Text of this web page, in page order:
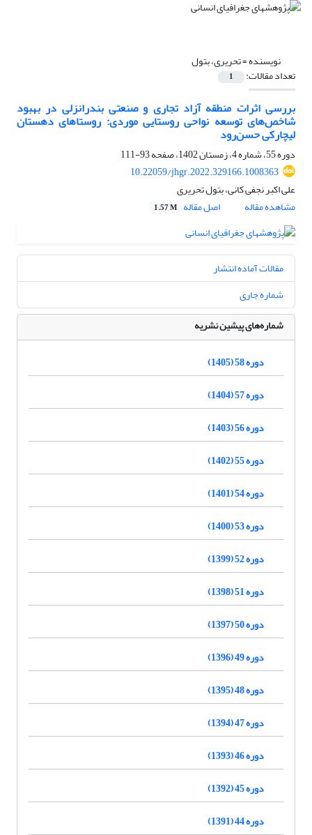
نویسنده =تحریری، بتول
تعداد مقالات: 1
بررسی اثرات منطقه‌ آزاد تجاری و صنعتی بندرانزلی در بهبود
شاخص‌های توسعه نواحی روستایی موردی: روستاهای دهستان
لیچارکی حسن‌رود
دوره 55، شماره 4، زمستان 1402، صفحه
93-111
10.22059/jhgr.2022.329166.1008363
علی اکبر نجفی کانی، بتول تحریری
مشاهده مقاله
اصل مقاله 1.57 M
مقالات آماده انتشار
شماره جاری
شماره‌های پیشین نشریه
دوره 58 (1405)
دوره 57 (1404)
دوره 56 (1403)
دوره 55 (1402)
دوره 54 (1401)
دوره 53 (1400)
دوره 52 (1399)
دوره 51 (1398)
دوره 50 (1397)
دوره 49 (1396)
دوره 48 (1395)
دوره 47 (1394)
دوره 46 (1393)
دوره 45 (1392)
دوره 44 (1391)